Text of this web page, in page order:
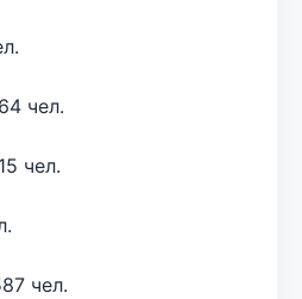
чел.
чел.
чел.